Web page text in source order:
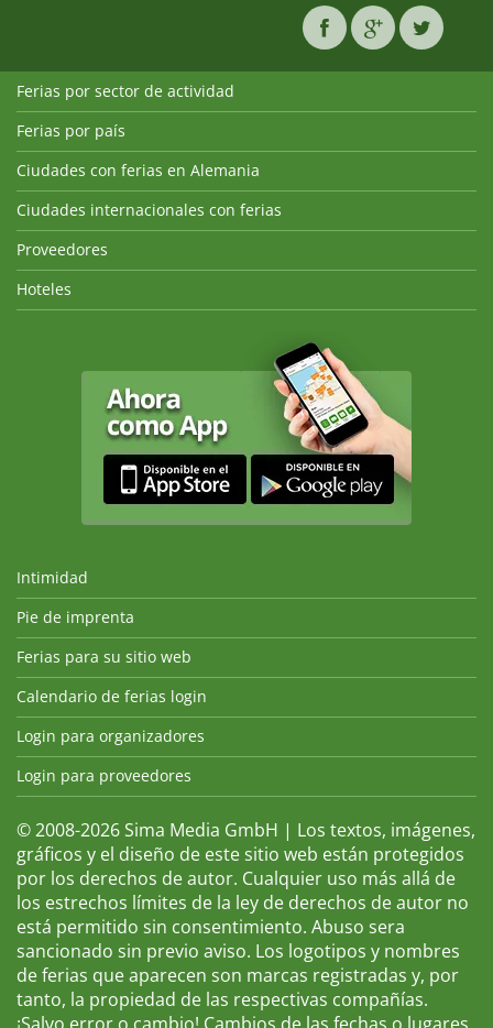
Ferias por sector de actividad
Ferias por país
Ciudades con ferias en Alemania
Ciudades internacionales con ferias
Proveedores
Hoteles
Intimidad
Pie de imprenta
Ferias para su sitio web
Calendario de ferias login
Login para organizadores
Login para proveedores
© 2008-2026 Sima Media GmbH | Los textos, imágenes,
gráficos y el diseño de este sitio web están protegidos
por los derechos de autor. Cualquier uso más allá de
los estrechos límites de la ley de derechos de autor no
está permitido sin consentimiento. Abuso sera
sancionado sin previo aviso. Los logotipos y nombres
de ferias que aparecen son marcas registradas y, por
tanto, la propiedad de las respectivas compañías.